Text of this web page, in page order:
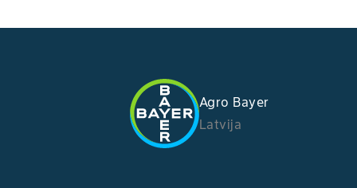
Agro Bayer
Latvija